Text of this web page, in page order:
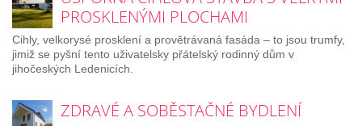
PROSKLENÝMI PLOCHAMI
Cihly, velkorysé prosklení a provětrávaná fasáda – to jsou trumfy,
jimiž se pyšní tento uživatelsky přátelský rodinný dům v
jihočeských Ledenicích.
ZDRAVÉ A SOBĚSTAČNÉ BYDLENÍ